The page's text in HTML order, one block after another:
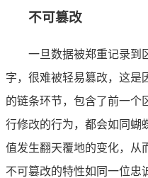
不可篡改
一旦数据被郑重记录到
字，很难被轻易篡改，这是
的链条环节，包含了前一个
行修改的行为，都会如同蝴
值发生翻天覆地的变化，从
不可篡改的特性如同一位忠